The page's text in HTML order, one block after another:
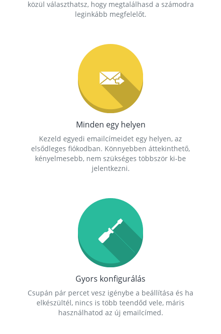
közül választhatsz, hogy megtalálhasd a számodra
leginkább megfelelőt.
Minden egy helyen
Kezeld egyedi emailcímeidet egy helyen, az
elsődleges fiókodban. Könnyebben áttekinthető,
kényelmesebb, nem szükséges többször ki-be
jelentkezni.
Gyors konfigurálás
Csupán pár percet vesz igénybe a beállítása és ha
elkészültél, nincs is több teendőd vele, máris
használhatod az új emailcímed.